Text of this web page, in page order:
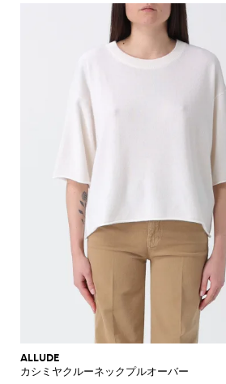
ALLUDE
カシミヤクルーネックプルオーバー